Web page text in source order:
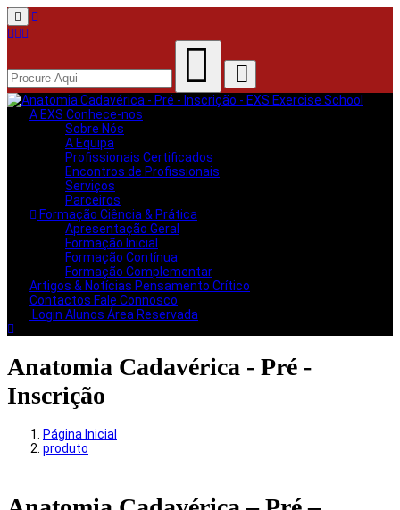
Menu
A EXS Conhece-nos
Sobre Nós
A Equipa
Profissionais Certificados
Encontros de Profissionais
Serviços
Parceiros
Formação Ciência & Prática
Apresentação Geral
Formação Inicial
Formação Contínua
Formação Complementar
Artigos & Notícias Pensamento Crítico
Contactos Fale Connosco
Login Alunos Área Reservada
Anatomia Cadavérica - Pré -
Inscrição
Página Inicial
produto